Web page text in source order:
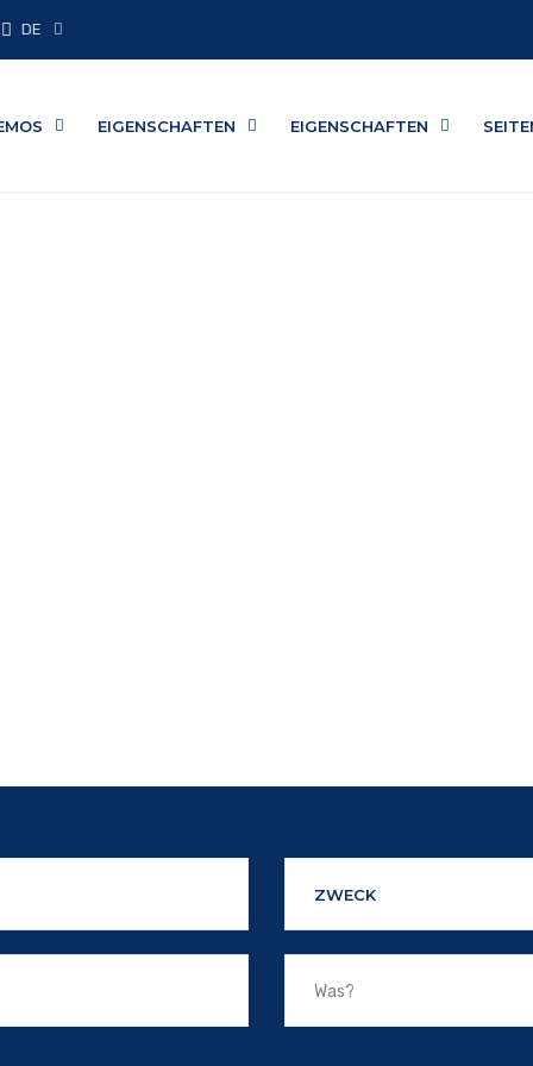
DE
EIGENSCHAFTEN EIGENSCHAFTEN
ZWECK